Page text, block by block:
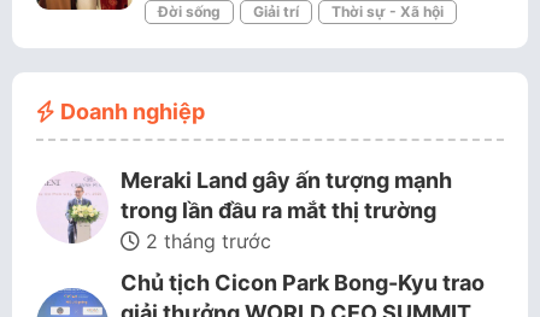
Đời sống Giải trí Thời sự - Xã hội
Doanh nghiệp
Meraki Land gây ấn tượng mạnh
trong lần đầu ra mắt thị trường
2 tháng trước
Chủ tịch Cicon Park Bong-Kyu trao